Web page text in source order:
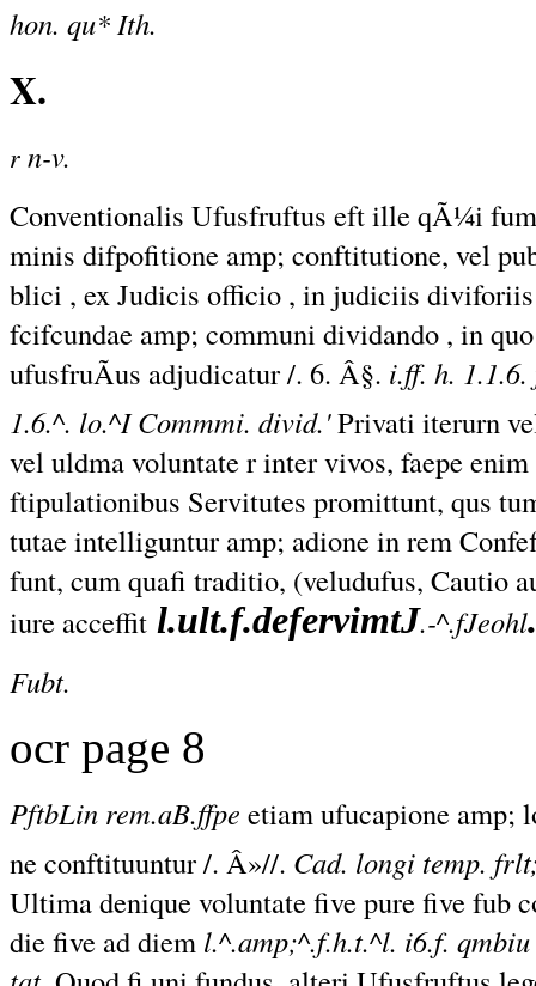
hon. qu* Ith.
X.
r n-v.
Conventionalis Ufusfruftus eft ille qÃ¼i
minis difpofitione amp; conftitutione, vel
blici , ex Judicis officio , in judiciis
fcifcundae amp; communi dividando , in
ufusfruÃus adjudicatur /. 6. Â§. i.ff. h.
1.6.^. lo.^I Commmi. divid.'Privati iterurn
vel uldma voluntate r inter vivos, faepe
ftipulationibus Servitutes promittunt, qus
tutae intelliguntur amp; adione in rem
funt, cum quafi traditio, (veludufus, Cautio
iure acceffit l.ult.f.defervimtJ.-^.fJeohl
Fubt.
ocr page 8
PftbLin rem.aB.ffpe etiam ufucapione amp;
ne conftituuntur /. Â»//. Cad. longi temp.
Ultima denique voluntate five pure five fub
die five ad diem l.^.amp;^.f.h.t.^l. i6.f.